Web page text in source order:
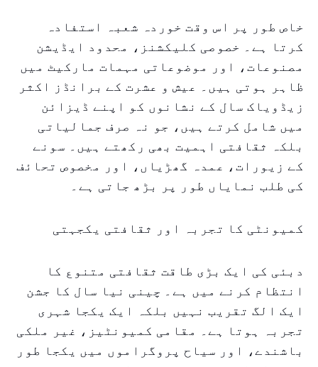
خاص طور پر اس وقت خوردہ شعبہ استفادہ
کرتا ہے۔ خصوصی کلیکشنز، محدود ایڈیشن
مصنوعات، اور موضوعاتی مہمات مارکیٹ میں
ظاہر ہوتی ہیں۔ عیش و عشرت کے برانڈز اکثر
زیڈویاک سال کے نشانوں کو اپنے ڈیزائن
میں شامل کرتے ہیں، جو نہ صرف جمالیاتی
بلکہ ثقافتی اہمیت بھی رکھتے ہیں۔ سونے
کے زیورات، عمدہ گھڑیاں، اور مخصوص تحائف
کی طلب نمایاں طور پر بڑھ جاتی ہے۔
کمیونٹی کا تجربہ اور ثقافتی یکجہتی
دبئی کی ایک بڑی طاقت ثقافتی متنوع کا
انتظام کرنے میں ہے۔ چینی نیا سال کا جشن
ایک الگ تقریب نہیں بلکہ ایک یکجا شہری
تجربہ ہوتا ہے۔ مقامی کمیونٹیز، غیر ملکی
باشندے، اور سیاح پروگراموں میں یکجا طور